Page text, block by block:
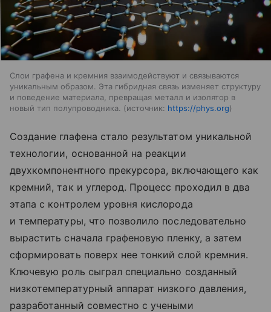
Слои графена и кремния взаимодействуют и связываются
уникальным образом. Эта гибридная связь изменяет структуру
и поведение материала, превращая металл и изолятор в
новый тип полупроводника.
источник: https://phys.org
Создание глафена стало результатом уникальной
технологии, основанной на реакции
двухкомпонентного прекурсора, включающего как
кремний, так и углерод. Процесс проходил в два
этапа с контролем уровня кислорода
и температуры, что позволило последовательно
вырастить сначала графеновую пленку, а затем
сформировать поверх нее тонкий слой кремния.
Ключевую роль сыграл специально созданный
низкотемпературный аппарат низкого давления,
разработанный совместно с учеными